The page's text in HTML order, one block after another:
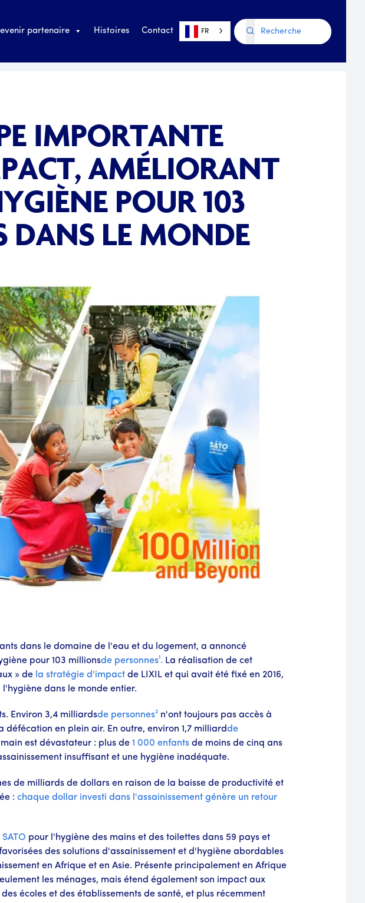
partenaire Histoires Contact FR
IMPORTANTE
AMÉLIORANT
POUR 103
DANS LE MONDE
dans le domaine de l'eau et du logement, a annoncé
pour 103 millionsde personnes¹. La réalisation de cet
» de la stratégie d'impact de LIXIL et qui avait été fixé en 2016,
dans le monde entier.
Environ 3,4 milliardsde personnes² n'ont toujours pas accès à
défécation en plein air. En outre, environ 1,7 milliardde
est dévastateur : plus de 1 000 enfants de moins de cinq ans
insuffisant et une hygiène inadéquate.
de milliards de dollars en raison de la baisse de productivité et
: chaque dollar investi dans l'assainissement génère un retour
SATO pour l'hygiène des mains et des toilettes dans 59 pays et
des solutions d'assainissement et d'hygiène abordables
en Afrique et en Asie. Présente principalement en Afrique
les ménages, mais étend également son impact aux
écoles et des établissements de santé, et plus récemment